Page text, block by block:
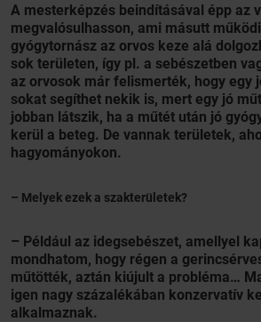
A mesterképzés beindításával épp az
megvalósulhasson, ami másutt
gyógytornász az orvos keze alá
sok területen, így pl. a sebészetben
az orvosok már felismerték, hogy egy
sokat segíthet nekik is, mert egy jó
jobban látszik, ha a műtét után jó
kerül a beteg. De vannak területek,
hagyományokon.
– Melyek ezek a szakterületek?
– Például az idegsebészet, amellyel
mondhatom, hogy régen a
műtötték, aztán kiújult a probléma…
igen nagy százalékában konzervatív
alkalmaznak.